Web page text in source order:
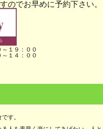
のでお早めに予約下さい。
１９：００
１４：００
す。